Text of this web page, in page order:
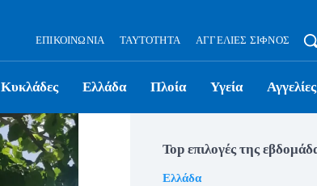
ΕΠΙΚΟΙΝΩΝΊΑ ΤΑΥΤΌΤΗΤΑ ΑΓΓΕΛΊΕΣ ΣΊΦΝΟΣ
Κυκλάδες Ελλάδα Πλοία Υγεία Αγγελίες
Top επιλογές της
Ελλάδα